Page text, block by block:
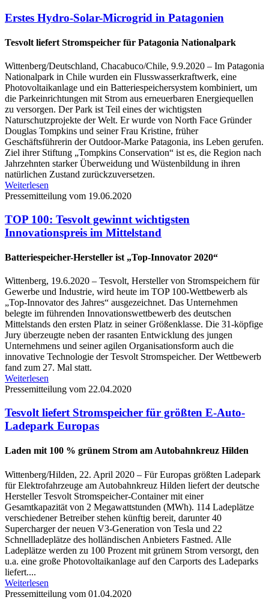
Erstes Hydro-Solar-Microgrid in Patagonien
Tesvolt liefert Stromspeicher für Patagonia Nationalpark
Wittenberg/Deutschland, Chacabuco/Chile, 9.9.2020 – Im Patagonia
Nationalpark in Chile wurden ein Flusswasserkraftwerk, eine
Photovoltaikanlage und ein Batteriespeichersystem kombiniert, um
die Parkeinrichtungen mit Strom aus erneuerbaren Energiequellen
zu versorgen. Der Park ist Teil eines der wichtigsten
Naturschutzprojekte der Welt. Er wurde von North Face Gründer
Douglas Tompkins und seiner Frau Kristine, früher
Geschäftsführerin der Outdoor-Marke Patagonia, ins Leben gerufen.
Ziel ihrer Stiftung „Tompkins Conservation“ ist es, die Region nach
Jahrzehnten starker Überweidung und Wüstenbildung in ihren
natürlichen Zustand zurückzuversetzen.
Weiterlesen
Pressemitteilung vom 19.06.2020
TOP 100: Tesvolt gewinnt wichtigsten
Innovationspreis im Mittelstand
Batteriespeicher-Hersteller ist „Top-Innovator 2020“
Wittenberg, 19.6.2020 – Tesvolt, Hersteller von Stromspeichern für
Gewerbe und Industrie, wird heute im TOP 100-Wettbewerb als
„Top-Innovator des Jahres“ ausgezeichnet. Das Unternehmen
belegte im führenden Innovationswettbewerb des deutschen
Mittelstands den ersten Platz in seiner Größenklasse. Die 31-köpfige
Jury überzeugte neben der rasanten Entwicklung des jungen
Unternehmens und seiner agilen Organisationsform auch die
innovative Technologie der Tesvolt Stromspeicher. Der Wettbewerb
fand zum 27. Mal statt.
Weiterlesen
Pressemitteilung vom 22.04.2020
Tesvolt liefert Stromspeicher für größten E-Auto-
Ladepark Europas
Laden mit 100 % grünem Strom am Autobahnkreuz Hilden
Wittenberg/Hilden, 22. April 2020 – Für Europas größten Ladepark
für Elektrofahrzeuge am Autobahnkreuz Hilden liefert der deutsche
Hersteller Tesvolt Stromspeicher-Container mit einer
Gesamtkapazität von 2 Megawattstunden (MWh). 114 Ladeplätze
verschiedener Betreiber stehen künftig bereit, darunter 40
Supercharger der neuen V3-Generation von Tesla und 22
Schnellladeplätze des holländischen Anbieters Fastned. Alle
Ladeplätze werden zu 100 Prozent mit grünem Strom versorgt, den
u.a. eine große Photovoltaikanlage auf den Carports des Ladeparks
liefert....
Weiterlesen
Pressemitteilung vom 01.04.2020